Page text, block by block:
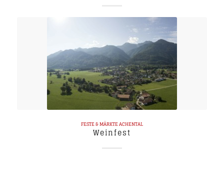
FESTE & MÄRKTEACHENTAL
Weinfest